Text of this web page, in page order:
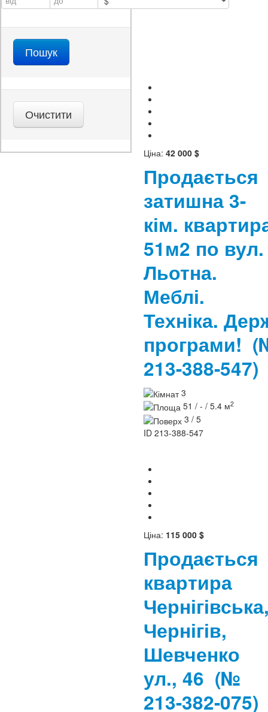
Ціна: 42 000 $
Продається
затишна 3-
кім.
51м2 по вул.
Льотна.
Меблі.
Техніка.
програми!
213-388-547)
3
51 / - / 5.4 м2
3 / 5
ID 213-388-547
Ціна: 115 000 $
Продається
квартира
Чернігів,
Шевченко
ул., 46 (№
213-382-075)